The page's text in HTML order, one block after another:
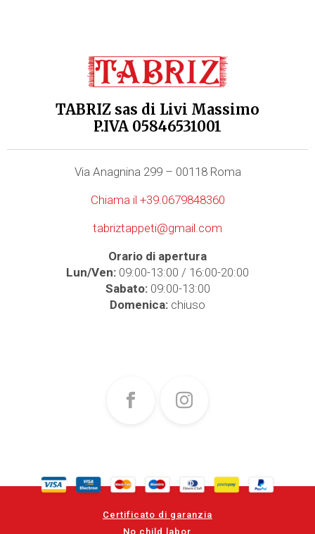
TABRIZ sas di Livi Massimo
P.IVA 05846531001
Via Anagnina 299 – 00118 Roma
Chiama il +39.0679848360
tabriztappeti@gmail.com
Orario di apertura
Lun/Ven: 09:00-13:00 / 16:00-20:00
Sabato:09:00-13:00
Domenica: chiuso
Certificato di garanzia
No child labor